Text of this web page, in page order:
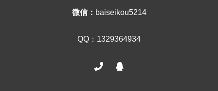
微信： baiseikou5214
QQ：1329364934